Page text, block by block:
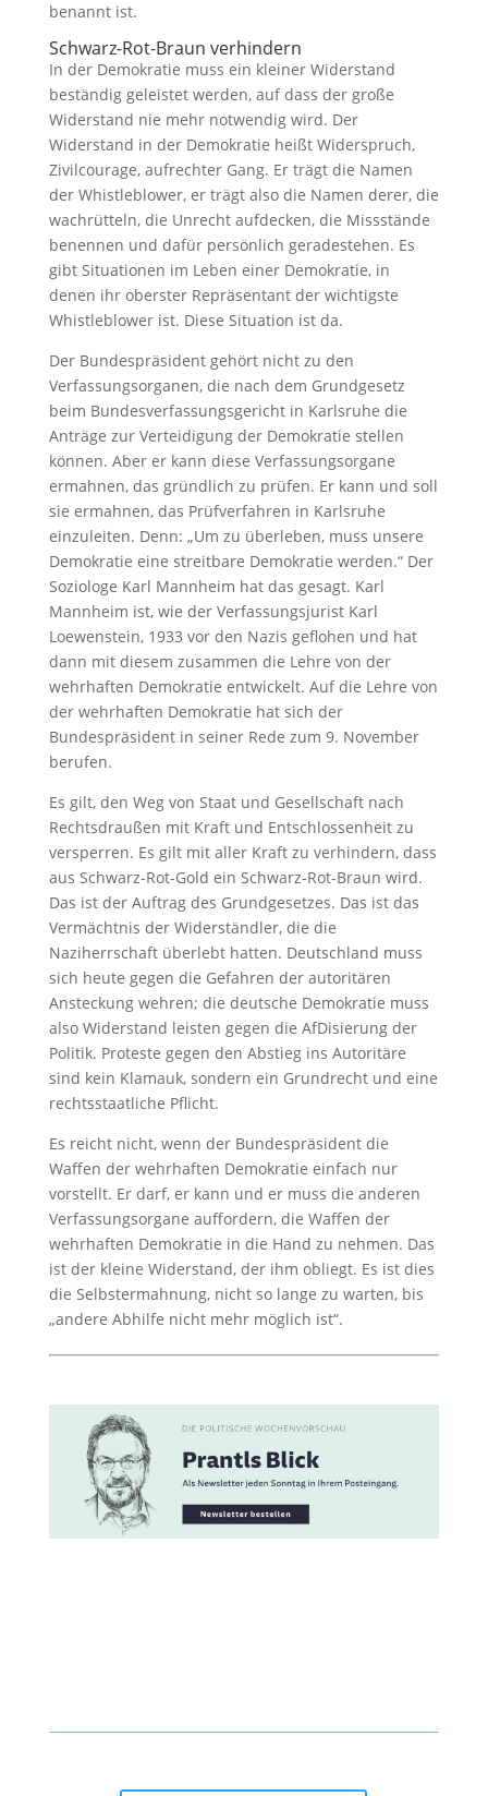
benannt ist.
Schwarz-Rot-Braun verhindern
In der Demokratie muss ein kleiner Widerstand
beständig geleistet werden, auf dass der große
Widerstand nie mehr notwendig wird. Der
Widerstand in der Demokratie heißt Widerspruch,
Zivilcourage, aufrechter Gang. Er trägt die Namen
der Whistleblower, er trägt also die Namen derer, die
wachrütteln, die Unrecht aufdecken, die Missstände
benennen und dafür persönlich geradestehen. Es
gibt Situationen im Leben einer Demokratie, in
denen ihr oberster Repräsentant der wichtigste
Whistleblower ist. Diese Situation ist da.
Der Bundespräsident gehört nicht zu den
Verfassungsorganen, die nach dem Grundgesetz
beim Bundesverfassungsgericht in Karlsruhe die
Anträge zur Verteidigung der Demokratie stellen
können. Aber er kann diese Verfassungsorgane
ermahnen, das gründlich zu prüfen. Er kann und soll
sie ermahnen, das Prüfverfahren in Karlsruhe
einzuleiten. Denn: „Um zu überleben, muss unsere
Demokratie eine streitbare Demokratie werden.“ Der
Soziologe Karl Mannheim hat das gesagt. Karl
Mannheim ist, wie der Verfassungsjurist Karl
Loewenstein, 1933 vor den Nazis geflohen und hat
dann mit diesem zusammen die Lehre von der
wehrhaften Demokratie entwickelt. Auf die Lehre von
der wehrhaften Demokratie hat sich der
Bundespräsident in seiner Rede zum 9. November
berufen.
Es gilt, den Weg von Staat und Gesellschaft nach
Rechtsdraußen mit Kraft und Entschlossenheit zu
versperren. Es gilt mit aller Kraft zu verhindern, dass
aus Schwarz-Rot-Gold ein Schwarz-Rot-Braun wird.
Das ist der Auftrag des Grundgesetzes. Das ist das
Vermächtnis der Widerständler, die die
Naziherrschaft überlebt hatten. Deutschland muss
sich heute gegen die Gefahren der autoritären
Ansteckung wehren; die deutsche Demokratie muss
also Widerstand leisten gegen die AfDisierung der
Politik. Proteste gegen den Abstieg ins Autoritäre
sind kein Klamauk, sondern ein Grundrecht und eine
rechtsstaatliche Pflicht.
Es reicht nicht, wenn der Bundespräsident die
Waffen der wehrhaften Demokratie einfach nur
vorstellt. Er darf, er kann und er muss die anderen
Verfassungsorgane auffordern, die Waffen der
wehrhaften Demokratie in die Hand zu nehmen. Das
ist der kleine Widerstand, der ihm obliegt. Es ist dies
die Selbstermahnung, nicht so lange zu warten, bis
„andere Abhilfe nicht mehr möglich ist“.